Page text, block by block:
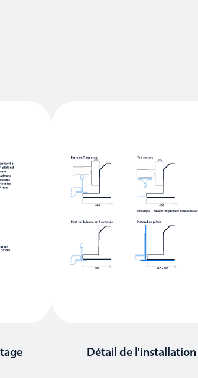
Détail de l'installation